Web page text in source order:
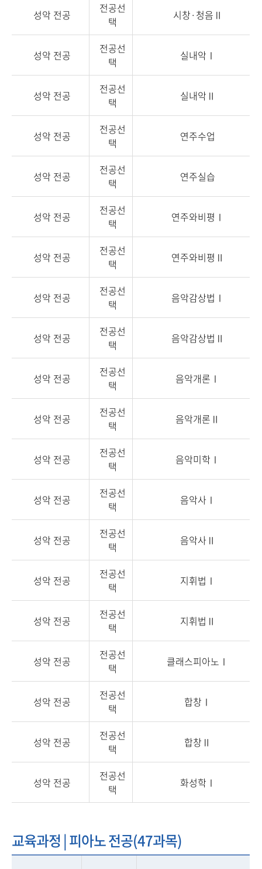
성악 전공
전공선
택
시창·청음Ⅱ
성악 전공
전공선
택
실내악Ⅰ
성악 전공
전공선
택
실내악Ⅱ
성악 전공
전공선
택
연주수업
성악 전공
전공선
택
연주실습
성악 전공
전공선
택
연주와비평Ⅰ
성악 전공
전공선
택
연주와비평Ⅱ
성악 전공
전공선
택
음악감상법Ⅰ
성악 전공
전공선
택
음악감상법Ⅱ
성악 전공
전공선
택
음악개론Ⅰ
성악 전공
전공선
택
음악개론Ⅱ
성악 전공
전공선
택
음악미학Ⅰ
성악 전공
전공선
택
음악사Ⅰ
성악 전공
전공선
택
음악사Ⅱ
성악 전공
전공선
택
지휘법Ⅰ
성악 전공
전공선
택
지휘법Ⅱ
성악 전공
전공선
택
클래스피아노Ⅰ
성악 전공
전공선
택
합창Ⅰ
성악 전공
전공선
택
합창Ⅱ
성악 전공
전공선
택
화성학Ⅰ
교육과정 | 피아노 전공(47과목)